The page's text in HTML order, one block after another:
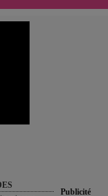
Publicité